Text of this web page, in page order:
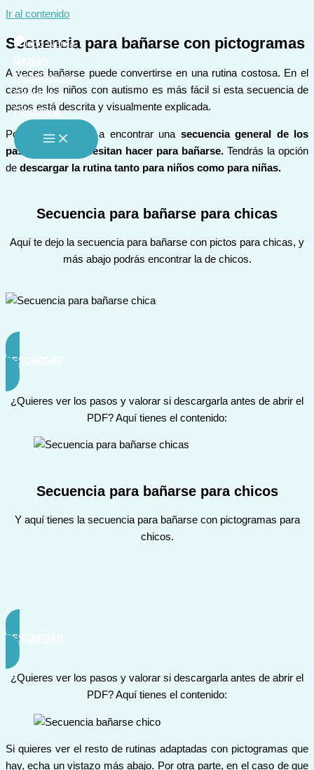
Ir al contenido
Secuencia para bañarse con pictogramas
A veces bañarse puede convertirse en una rutina costosa. En el
caso de los niños con autismo es más fácil si esta secuencia de
pasos está descrita y visualmente explicada.
Por eso, aquí vas a encontrar una secuencia general de los
pasos que se necesitan hacer para bañarse. Tendrás la opción
de descargar la rutina tanto para niños como para niñas.
Secuencia para bañarse para chicas
Aquí te dejo la secuencia para bañarse con pictos para chicas, y
más abajo podrás encontrar la de chicos.
DESCARGAR
¿Quieres ver los pasos y valorar si descargarla antes de abrir el
PDF? Aquí tienes el contenido:
Secuencia para bañarse para chicos
Y aquí tienes la secuencia para bañarse con pictogramas para
chicos.
DESCARGAR
¿Quieres ver los pasos y valorar si descargarla antes de abrir el
PDF? Aquí tienes el contenido:
Si quieres ver el resto de rutinas adaptadas con pictogramas que
hay, echa un vistazo más abajo. Por otra parte, en el caso de que